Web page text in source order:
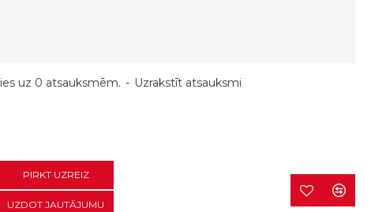
uz 0 atsauksmēm. - Uzrakstīt atsauksmi
PIRKT UZREIZ
UZDOT JAUTĀJUMU